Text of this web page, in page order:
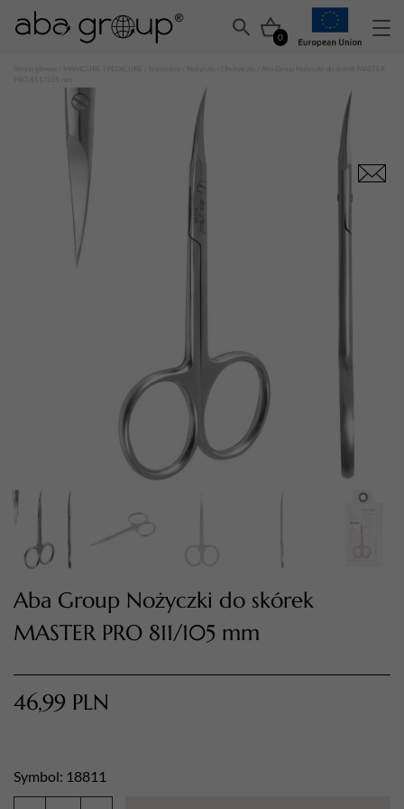
0
TWÓJ KOSZYK (
MANICURE I PEDICURE Narzędzia Nożyczki i Obcinaczki
/ Aba Group Nożyczki do skórek MASTER
PRO 811/105 mm
Aba Group Nożyczki do skórek
MASTER PRO 811/105 mm
46,99 PLN
Symbol: 18811